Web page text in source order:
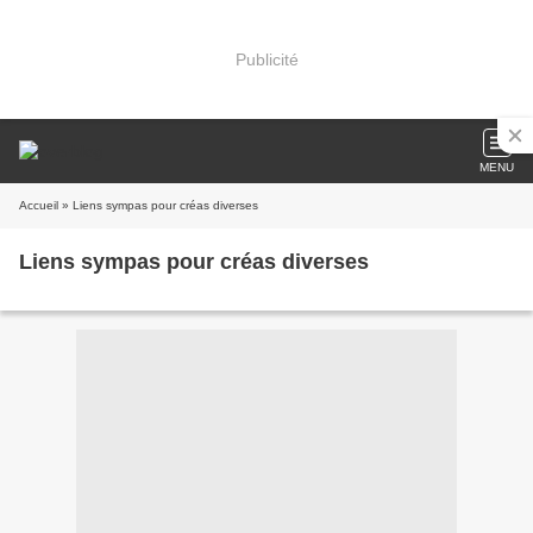
Publicité
MENU
Accueil » Liens sympas pour créas diverses
Liens sympas pour créas diverses